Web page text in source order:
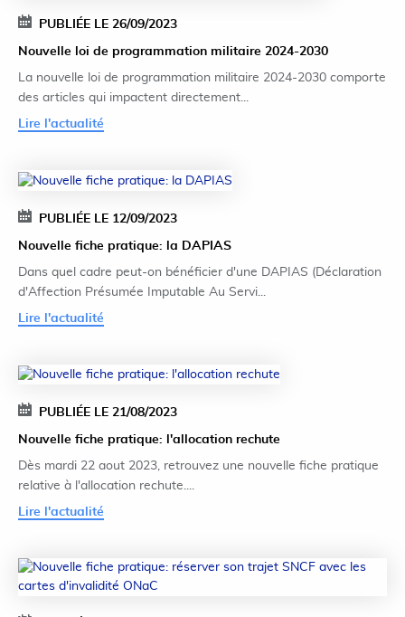
PUBLIÉE LE 26/09/2023
Nouvelle loi de programmation militaire 2024-2030
La nouvelle loi de programmation militaire 2024-2030 comporte
des articles qui impactent directement...
Lire l'actualité
PUBLIÉE LE 12/09/2023
Nouvelle fiche pratique: la DAPIAS
Dans quel cadre peut-on bénéficier d'une DAPIAS (Déclaration
d'Affection Présumée Imputable Au Servi...
Lire l'actualité
PUBLIÉE LE 21/08/2023
Nouvelle fiche pratique: l'allocation rechute
Dès mardi 22 aout 2023, retrouvez une nouvelle fiche pratique
relative à l'allocation rechute....
Lire l'actualité